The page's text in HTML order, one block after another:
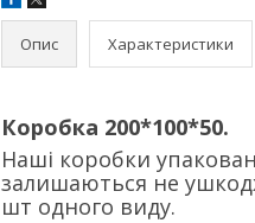
Опис Характеристики
Коробка 200*100*50.
Наші коробки
залишаються не
шт одного виду.